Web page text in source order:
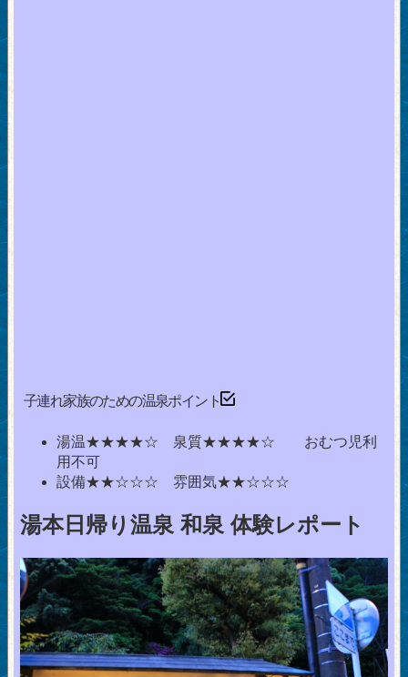
子連れ家族のための温泉ポイント
湯温★★★★☆ 泉質★★★★☆ おむつ児利
用不可
設備★★☆☆☆ 雰囲気★★☆☆☆
湯本日帰り温泉 和泉 体験レポート